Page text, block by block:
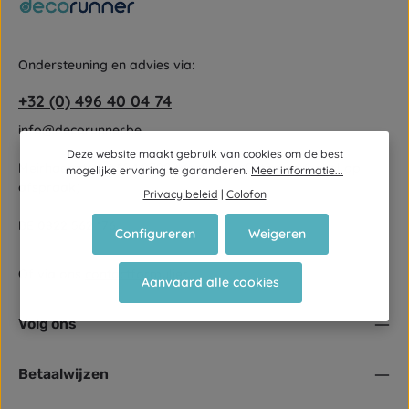
Ondersteuning en advies via:
+32 (0) 496 40 04 74
info@decorunner.be
Meirhaegstraat 16-1 9790 Wortegem-Petegem (enkel op
afspraak)
BE 0822 562 176
Of via ons contactformulier
Volg ons
Betaalwijzen
Deze website maakt gebruik van cookies om de best
mogelijke ervaring te garanderen. Meer informatie...
Privacy beleid | Colofon
Weigeren
Configureren
Aanvaard alle cookies